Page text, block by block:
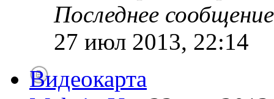
Последнее
27 июл 2013, 22:14
Видеокарта